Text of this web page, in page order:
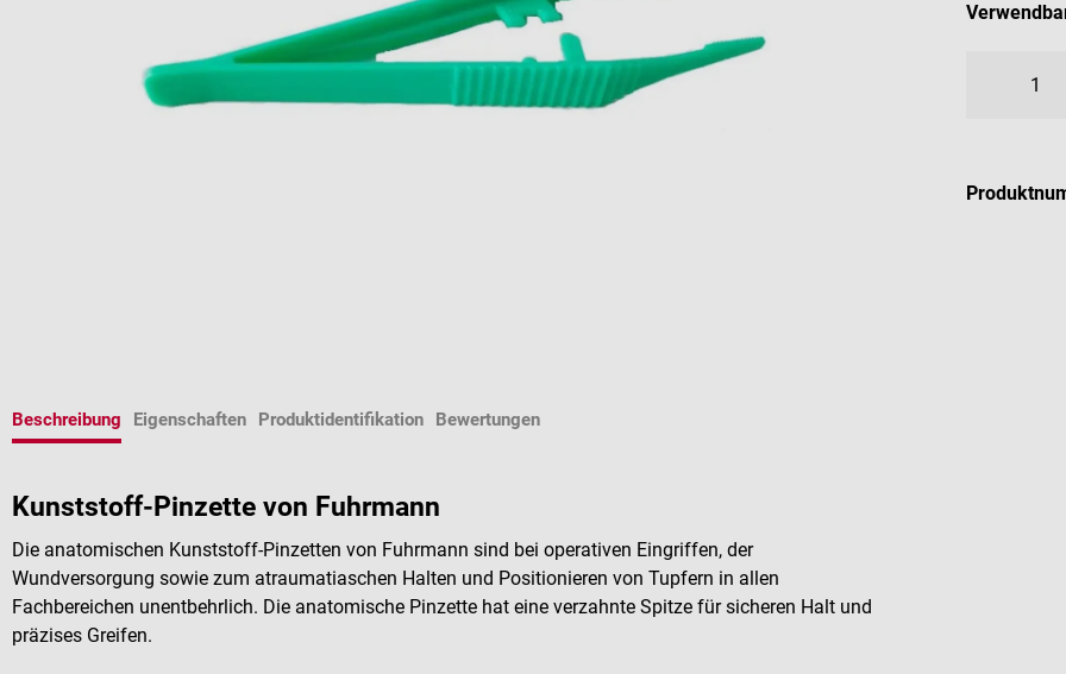
Beschreibung Eigenschaften Produktidentifikation Bewertungen
Kunststoff-Pinzette von Fuhrmann
Die anatomischen Kunststoff-Pinzetten von Fuhrmann sind bei operativen Eingriffen, der
Wundversorgung sowie zum atraumatiaschen Halten und Positionieren von Tupfern in allen
Fachbereichen unentbehrlich. Die anatomische Pinzette hat eine verzahnte Spitze für sicheren Halt und
präzises Greifen.